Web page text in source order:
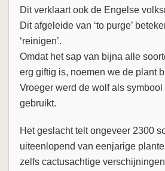
Dit verklaart ook de Engelse
Dit afgeleide van ‘to purge’
‘reinigen’.
Omdat het sap van bijna alle
erg giftig is, noemen we de plant
Vroeger werd de wolf als symbool
gebruikt.
Het geslacht telt ongeveer 2300
uiteenlopend van eenjarige
zelfs cactusachtige